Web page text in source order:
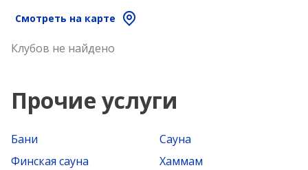
Смотреть на карте
Клубов не найдено
Прочие услуги
Бани
Сауна
Финская сауна
Хаммам